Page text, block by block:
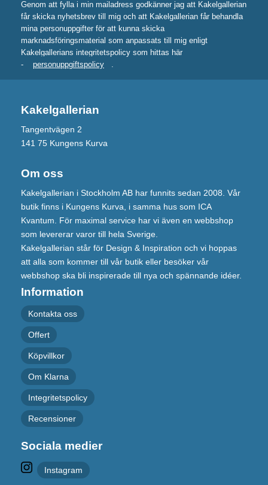
Genom att fylla i min mailadress godkänner jag att Kakelgallerian
får skicka nyhetsbrev till mig och att Kakelgallerian får behandla
mina personuppgifter för att kunna skicka
marknadsföringsmaterial som anpassats till mig enligt
Kakelgallerians integritetspolicy som hittas här
-
personuppgiftspolicy .
Kakelgallerian
Tangentvägen 2
141 75 Kungens Kurva
Om oss
Kakelgallerian i Stockholm AB har funnits sedan 2008. Vår
butik finns i Kungens Kurva, i samma hus som ICA
Kvantum. För maximal service har vi även en webbshop
som levererar varor till hela Sverige.
Kakelgallerian står för Design & Inspiration och vi hoppas
att alla som kommer till vår butik eller besöker vår
webbshop ska bli inspirerade till nya och spännande idéer.
Information
Kontakta oss
Offert
Köpvillkor
Om Klarna
Integritetspolicy
Recensioner
Sociala medier
Instagram